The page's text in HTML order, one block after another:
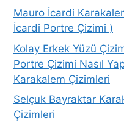
Mauro İcardi
İcardi Portre Çizimi )
Kolay Erkek Yüzü
Portre Çizimi Nasıl
Karakalem Çizimleri
Selçuk Bayraktar
Çizimleri